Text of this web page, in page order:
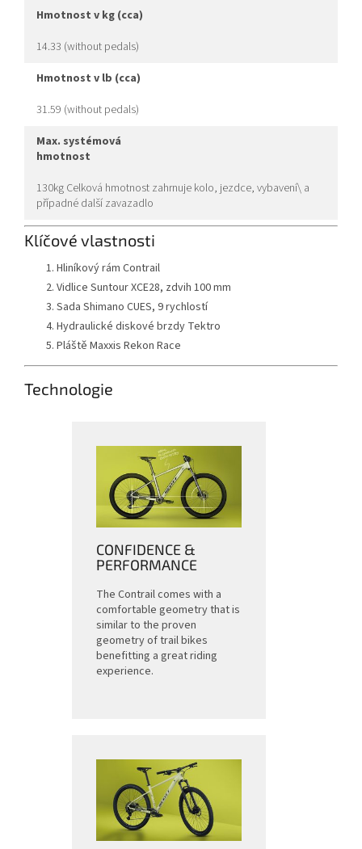
hmotnost v kg (cca)
14.33 (without pedals)
hmotnost v lb (cca)
31.59 (without pedals)
max. systémová
hmotnost
130kg Celková hmotnost zahrnuje kolo, jezdce, vybavení\ a
případné další zavazadlo
Klíčové vlastnosti
Hliníkový rám Contrail
Vidlice Suntour XCE28, zdvih 100 mm
Sada Shimano CUES, 9 rychlostí
Hydraulické diskové brzdy Tektro
Pláště Maxxis Rekon Race
Technologie
CONFIDENCE &
PERFORMANCE
The Contrail comes with a
comfortable geometry that is
similar to the proven
geometry of trail bikes
benefitting a great riding
experience.